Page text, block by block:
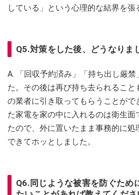
している」という心理的な結界を張
Q5.対策をした後、どうなりま
A. 「回収予約済み」「持ち出し厳禁
た。その後は再び持ち去られるこ
の業者に引き取ってもらうことがで
た家電を家の中に入れるのは衛生面
たので、外に置いたまま事務的に
できてホッとしました。
Q6.同じような被害を防ぐため